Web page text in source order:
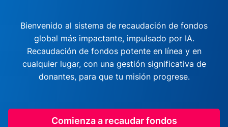
Bienvenido al sistema de recaudación de fondos
global más impactante, impulsado por IA.
Recaudación de fondos potente en línea y en
cualquier lugar, con una gestión significativa de
donantes, para que tu misión progrese.
Comienza a recaudar fondos